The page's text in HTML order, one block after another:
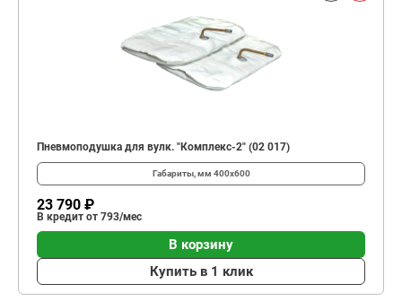
Пневмоподушка для вулк. "Комплекс-2" (02 017)
Габариты, мм 400х600
23 790 ₽
В кредит от 793/мес
В корзину
Купить в 1 клик